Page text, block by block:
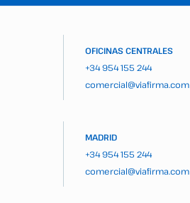
OFICINAS CENTRALES
+34 954 155 244
comercial@viafirma.com
MADRID
+34 954 155 244
comercial@viafirma.com